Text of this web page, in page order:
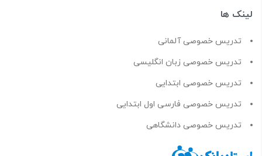
لینک ها
تدریس خصوصی آلمانی
تدریس خصوصی زبان انگلیسی
تدریس خصوصی ابتدایی
تدریس خصوصی فارسی اول ابتدایی
تدریس خصوصی دانشگاهی